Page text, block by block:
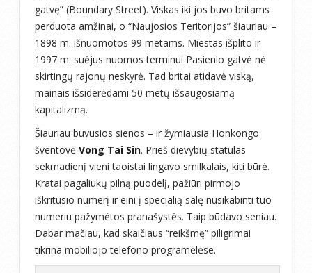
gatvę” (Boundary Street). Viskas iki jos buvo britams
perduota amžinai, o “Naujosios Teritorijos” šiauriau –
1898 m. išnuomotos 99 metams. Miestas išplito ir
1997 m. suėjus nuomos terminui Pasienio gatvė nė
skirtingų rajonų neskyrė. Tad britai atidavė viską,
mainais išsiderėdami 50 metų išsaugosiamą
kapitalizmą.
Šiauriau buvusios sienos – ir žymiausia Honkongo
šventovė Vong Tai Sin. Prieš dievybių statulas
sekmadienį vieni taoistai lingavo smilkalais, kiti būrė.
Kratai pagaliukų pilną puodelį, pažiūri pirmojo
iškritusio numerį ir eini į specialią salę nusikabinti tuo
numeriu pažymėtos pranašystės. Taip būdavo seniau.
Dabar mačiau, kad skaičiaus “reikšmę” piligrimai
tikrina mobiliojo telefono programėlėse.